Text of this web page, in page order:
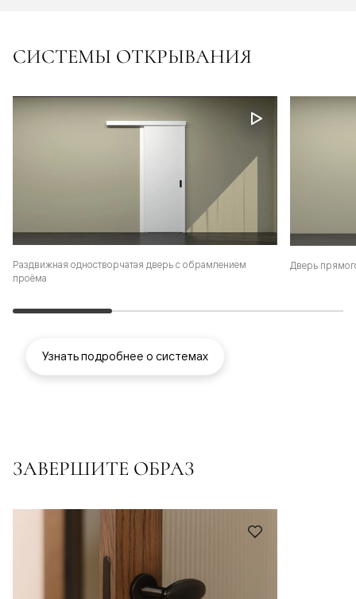
СИСТЕМЫ ОТКРЫВАНИЯ
Раздвижная одностворчатая дверь с обрамлением
проёма
Дверь
Узнать подробнее о системах
ЗАВЕРШИТЕ ОБРАЗ